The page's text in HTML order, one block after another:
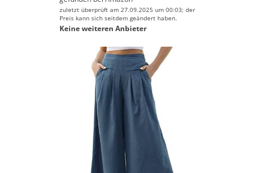
zuletzt überprüft am 27.09.2025 um 00:03; der
Preis kann sich seitdem geändert haben.
Keine weiteren Anbieter